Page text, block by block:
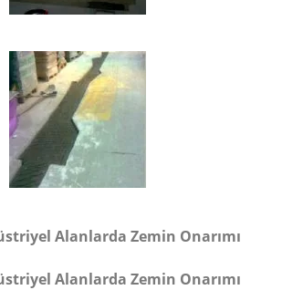
Alanlarda Zemin Onarımı
Alanlarda Zemin Onarımı